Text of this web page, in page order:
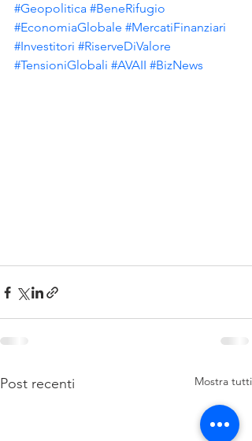
#Geopolitica #BeneRifugio
#EconomiaGlobale #MercatiFinanziari
#Investitori #RiserveDiValore
#TensioniGlobali #AVAII #BizNews
Post recenti Mostra tutti